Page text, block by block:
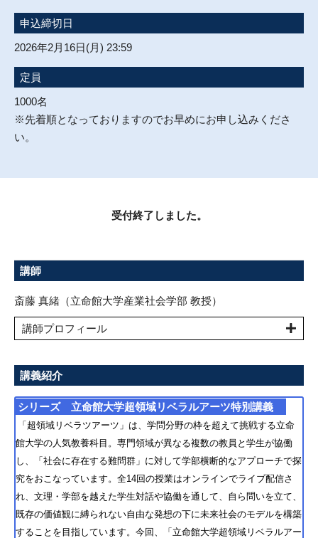
申込締切日
2026年2月16日(月) 23:59
定員
1000名
※先着順となっておりますのでお早めにお申し込みくださ
い。
受付終了しました。
講師
講師プロフィール
斎藤 真緒（立命館大学産業社会学部 教授）
講義紹介
シリーズ 立命館大学超領域リベラルアーツ特別講義
「超領域リベラツアーツ」は、学問分野の枠を超えて挑戦する立命
館大学の人気教養科目。専門領域が異なる複数の教員と学生が協働
し、「社会に存在する難問群」に対して学部横断的なアプローチで探
究をおこなっています。全14回の授業はオンラインでライブ配信さ
れ、文理・学部を越えた学生対話や協働を通して、自ら問いを立て、
既存の価値観に縛られない自由な発想の下に未来社会のモデルを構築
することを目指しています。今回、「立命館大学超領域リベラルアー